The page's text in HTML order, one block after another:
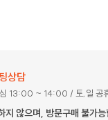
상담
13:00 ~ 14:00 / 토,일 공
지 않으며, 방문구매 불가